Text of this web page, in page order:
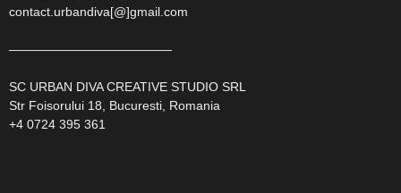
contact.urbandiva[@]gmail.com
—————————————
SC URBAN DIVA CREATIVE STUDIO SRL
Str Foisorului 18, Bucuresti, Romania
+4 0724 395 361